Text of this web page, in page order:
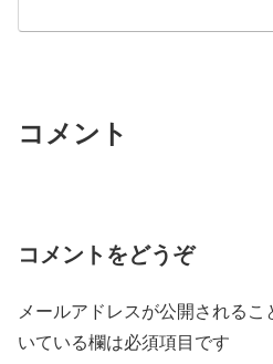
コメント
コメントをどうぞ
メールアドレスが公開されるこ
いている欄は必須項目です